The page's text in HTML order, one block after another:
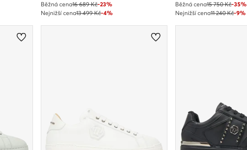
Běžná cena16 689 Kč-23%
Nejnižší cena13 499 Kč-4%
Běžná cena15 750 Kč-35%
Nejnižší cena11 240 Kč-9%